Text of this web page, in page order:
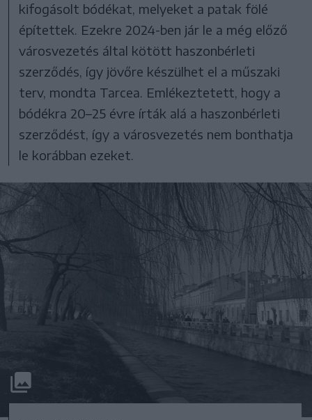
kifogásolt bódékat, melyeket a patak fölé
építettek. Ezekre 2024-ben jár le a még előző
városvezetés által kötött haszonbérleti
szerződés, így jövőre készülhet el a műszaki
terv, mondta Tarcea. Emlékeztetett, hogy a
bódékra 20–25 évre írták alá a haszonbérleti
szerződést, így a városvezetés nem bonthatja
le korábban ezeket.